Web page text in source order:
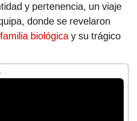
y pertenencia, un viaje
donde se revelaron
familia biológicay su trágico